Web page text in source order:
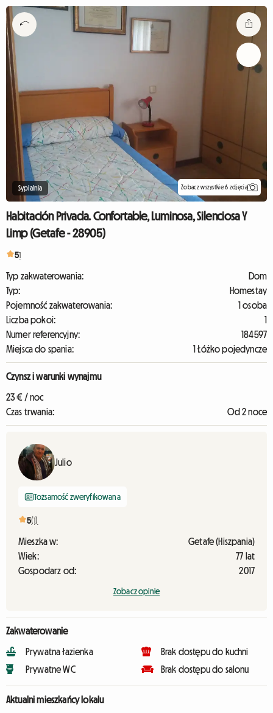
Sypialnia Zobacz wszystkie 6 zdjęcia
Habitación Privada. Confortable, Luminosa, Silenciosa Y
Limp (Getafe - 28905)
51
Typ zakwaterowania:
Dom
Typ:
Homestay
Pojemność zakwaterowania:
1 osoba
Liczba pokoi:
1
Numer referencyjny:
184597
Miejsca do spania:
1 Łóżko pojedyncze
Czynsz i warunki wynajmu
23 € / noc
Czas trwania:
Od 2 noce
Julio
Tożsamość zweryfikowana
5(1)
Mieszka w:
Getafe (Hiszpania)
Wiek:
77 lat
Gospodarz od:
2017
Zobacz opinie
Zakwaterowanie
Prywatna łazienka
Prywatne WC
Brak dostępu do kuchni
Brak dostępu do salonu
Aktualni mieszkańcy lokalu